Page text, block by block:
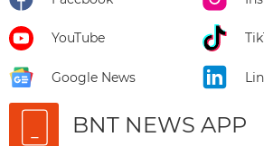
YouTube
Google News
BNT NEWS APP